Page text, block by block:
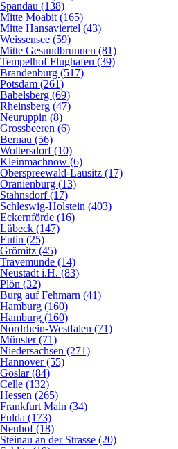
Spandau (138)
Mitte Moabit (165)
Mitte Hansaviertel (43)
Weissensee (59)
Mitte Gesundbrunnen (81)
Tempelhof Flughafen (39)
Brandenburg (517)
Potsdam (261)
Babelsberg (69)
Rheinsberg (47)
Neuruppin (8)
Grossbeeren (6)
Bernau (56)
Woltersdorf (10)
Kleinmachnow (6)
Oberspreewald-Lausitz (17)
Oranienburg (13)
Stahnsdorf (17)
Schleswig-Holstein (403)
Eckernförde (16)
Lübeck (147)
Eutin (25)
Grömitz (45)
Travemünde (14)
Neustadt i.H. (83)
Plön (32)
Burg auf Fehmarn (41)
Hamburg (160)
Hamburg (160)
Nordrhein-Westfalen (71)
Münster (71)
Niedersachsen (271)
Hannover (55)
Goslar (84)
Celle (132)
Hessen (265)
Frankfurt Main (34)
Fulda (173)
Neuhof (18)
Steinau an der Strasse (20)